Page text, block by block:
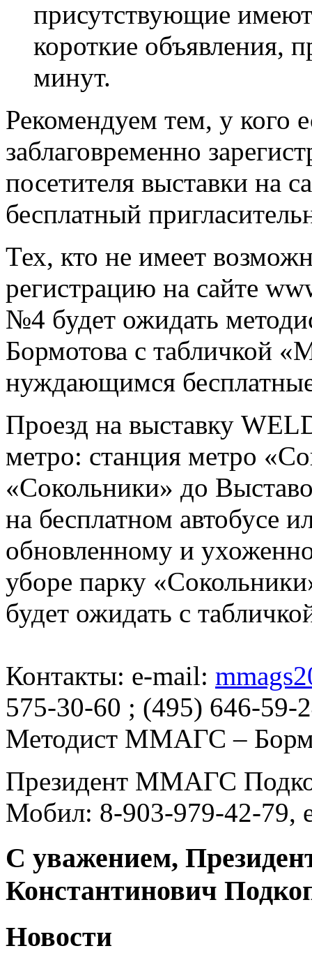
присутствующие
короткие объявления,
минут.
Рекомендуем тем, у кого
заблаговременно
посетителя выставки на
бесплатный
Тех, кто не имеет
регистрацию на сайте
№4 будет ожидать
Бормотова с табличкой
нуждающимся
Проезд на выставку
метро: станция метро
«Сокольники» до
на бесплатном автобусе
обновленному и
уборе парку
будет ожидать с
Контакты: e-mail:
575-30-60 ; (495) 646-
Методист ММАГС –
Президент ММАГС
Мобил: 8-903-979-42-79,
С уважением,
Константинович
Новости